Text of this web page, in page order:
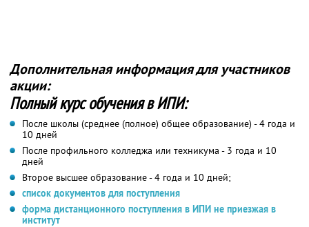
Дополнительная информация для участников
акции:
Полный курс обучения в ИПИ:
После школы (среднее (полное) общее образование) - 4 года и
10 дней
После профильного колледжа или техникума - 3 года и 10
дней
Второе высшее образование - 4 года и 10 дней;
список документов для поступления
форма дистанционного поступления в ИПИ не приезжая в
институт